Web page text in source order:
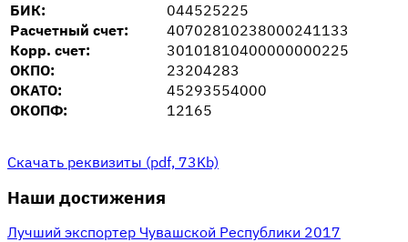
БИК:
044525225
Расчетный счет:
40702810238000241133
Корр. счет:
30101810400000000225
ОКПО:
23204283
ОКАТО:
45293554000
ОКОПФ:
12165
Скачать реквизиты (pdf, 73Kb)
Наши достижения
Лучший экспортер Чувашской Республики 2017